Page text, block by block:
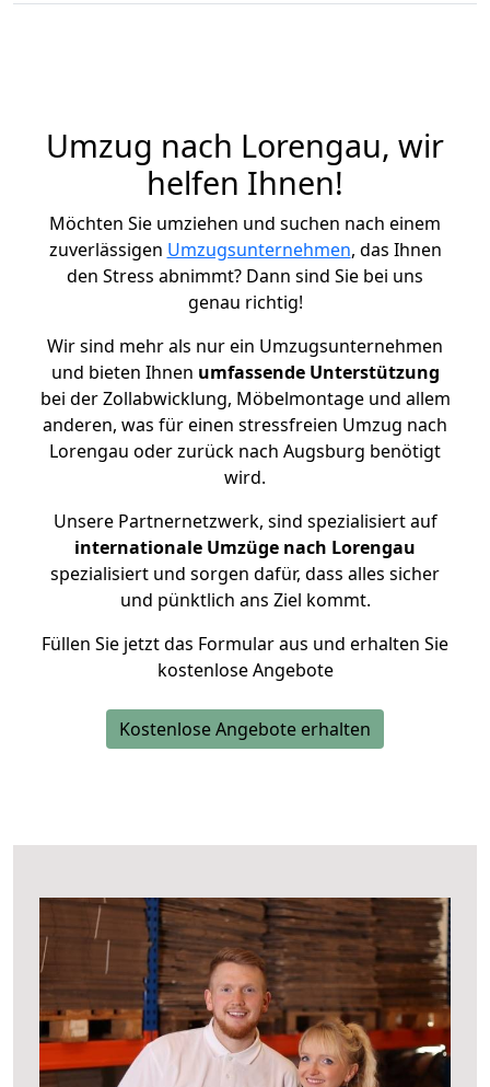
Umzug nach Lorengau, wir
helfen Ihnen!
Möchten Sie umziehen und suchen nach einem
zuverlässigen Umzugsunternehmen, das Ihnen
den Stress abnimmt? Dann sind Sie bei uns
genau richtig!
Wir sind mehr als nur ein Umzugsunternehmen
und bieten Ihnen umfassende Unterstützung
bei der Zollabwicklung, Möbelmontage und allem
anderen, was für einen stressfreien Umzug nach
Lorengau oder zurück nach Augsburg benötigt
wird.
Unsere Partnernetzwerk, sind spezialisiert auf
internationale Umzüge nach Lorengau
spezialisiert und sorgen dafür, dass alles sicher
und pünktlich ans Ziel kommt.
Füllen Sie jetzt das Formular aus und erhalten Sie
kostenlose Angebote
Kostenlose Angebote erhalten